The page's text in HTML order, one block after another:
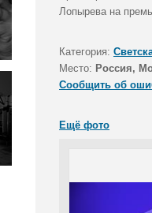
Лопырева на
Категория:
Место: Россия,
Сообщить об
Ещё фото